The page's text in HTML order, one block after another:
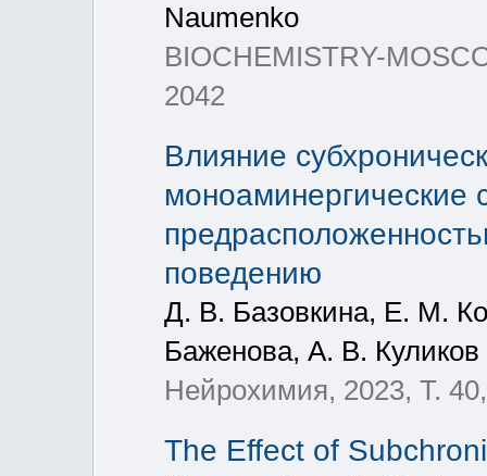
Naumenko
BIOCHEMISTRY-
2042
Влияние
поведению
Д. В. Базовкина, Е. М.
Баженова, А. В. Куликов
Нейрохимия, 2023, T.
The Effect of